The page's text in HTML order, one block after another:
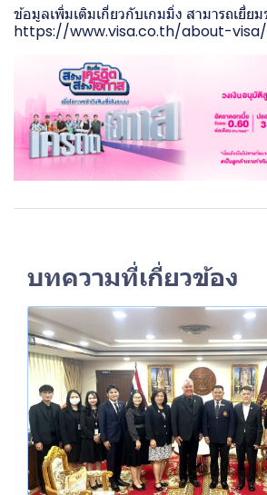
ข้อมูลเพิ่มเติมเกี่ยวกับเกมมิ่ง สามารถเยี่ย
https://www.visa.co.th/about-
บทความที่เกี่ยวข้อง